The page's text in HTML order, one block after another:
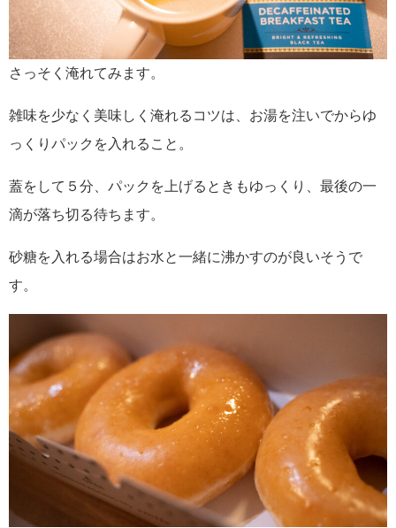
さっそく淹れてみます。
雑味を少なく美味しく淹れるコツは、お湯を注いでからゆ
っくりパックを入れること。
蓋をして５分、パックを上げるときもゆっくり、最後の一
滴が落ち切る待ちます。
砂糖を入れる場合はお水と一緒に沸かすのが良いそうで
す。